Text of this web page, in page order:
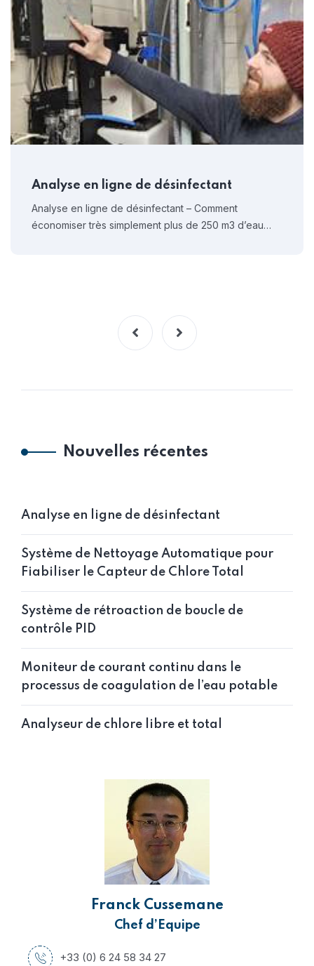
Analyse en ligne de désinfectant
Analyse en ligne de désinfectant – Comment
économiser très simplement plus de 250 m3 d’eau…
Nouvelles récentes
Analyse en ligne de désinfectant
Système de Nettoyage Automatique pour
Fiabiliser le Capteur de Chlore Total
Système de rétroaction de boucle de
contrôle PID
Moniteur de courant continu dans le
processus de coagulation de l’eau potable
Analyseur de chlore libre et total
Franck Cussemane
Chef d’Equipe
+33 (0) 6 24 58 34 27